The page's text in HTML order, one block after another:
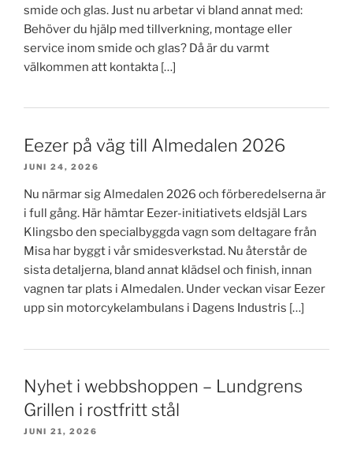
smide och glas. Just nu arbetar vi bland annat med:
Behöver du hjälp med tillverkning, montage eller
service inom smide och glas? Då är du varmt
välkommen att kontakta […]
Eezer på väg till Almedalen 2026
JUNI 24, 2026
Nu närmar sig Almedalen 2026 och förberedelserna är
i full gång. Här hämtar Eezer-initiativets eldsjäl Lars
Klingsbo den specialbyggda vagn som deltagare från
Misa har byggt i vår smidesverkstad. Nu återstår de
sista detaljerna, bland annat klädsel och finish, innan
vagnen tar plats i Almedalen. Under veckan visar Eezer
upp sin motorcykelambulans i Dagens Industris […]
Nyhet i webbshoppen – Lundgrens
Grillen i rostfritt stål
JUNI 21, 2026